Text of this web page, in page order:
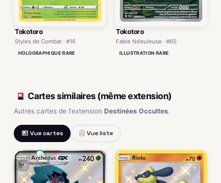
Tokotoro
Styles de Combat · #16
HOLOGRAPHIQUE RARE
Tokotoro
Fable Nébuleuse · #65
ILLUSTRATION RARE
Cartes similaires (même extension)
Autres cartes de l'extension Destinées Occultes.
Vue cartes Vue liste